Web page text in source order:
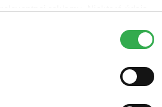
všetky tieto cookies. Ďakujeme!
mobil? Stiahnite si do nich e-knihu:
ešte aj ušetríte život stromom. Viac